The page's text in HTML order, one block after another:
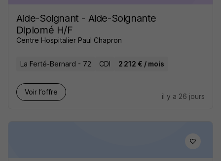
Aide-Soignant - Aide-Soignante
Diplomé H/F
Centre Hospitalier Paul Chapron
La Ferté-Bernard - 72 CDI 2 212 € / mois
Voir l’offre
il y a 26 jours